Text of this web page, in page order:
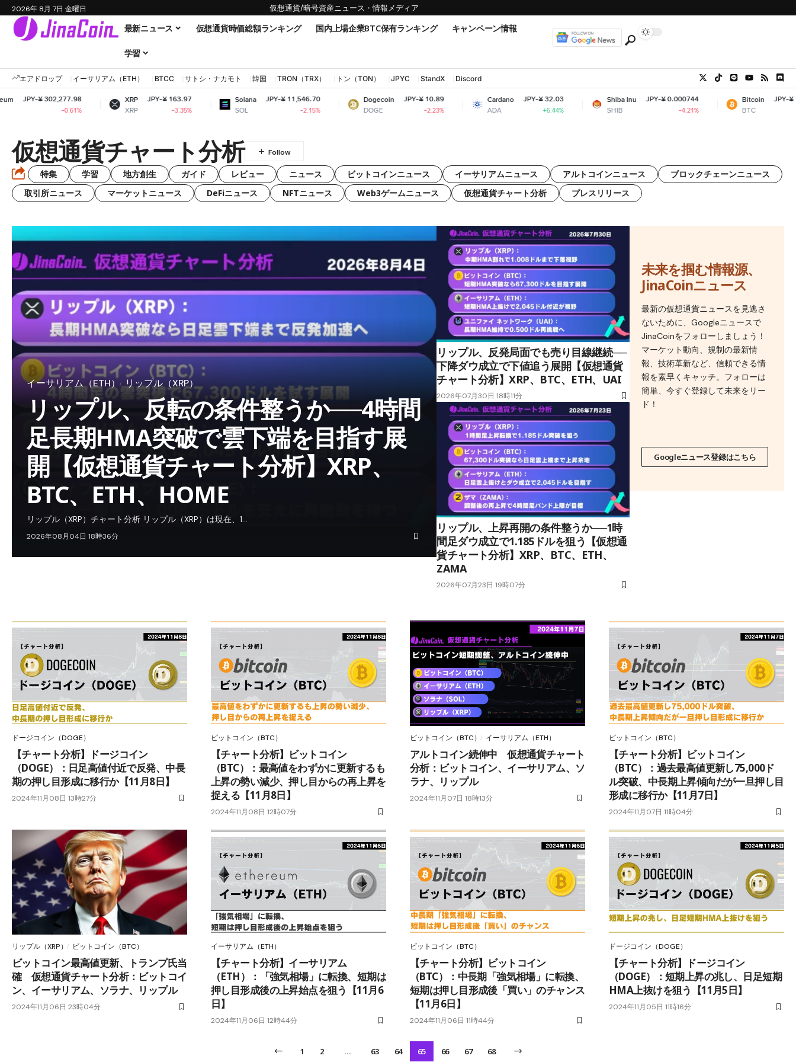
2026年 8月 7日 金曜日 仮想通貨/暗号資産ニュース・情報メディア
最新ニュース 仮想通貨時価総額ランキング 国内上場企業BTC保有ランキング キャンペーン情報
学習
エアドロップ イーサリアム（ETH） BTCC サトシ・ナカモト 韓国 TRON（TRX） トン（TON） JPYC StandX Discord
XRP
XRP
JPY-¥ 163.97
-3.35%
Solana
SOL
JPY-¥ 11,546.70
Dogecoin
DOGE
JPY-¥ 10.89
-2.23%
Cardano
ADA
JPY-¥ 32.03
+6.44%
Shiba Inu
SHIB
JPY-¥ 0.000744
Bitcoin
BTC
JPY-¥ 10,212,408.73
仮想通貨チャート分析
特集 学習 地方創生 ガイド レビュー ニュース ビットコインニュース イーサリアムニュース アルトコインニュース
ブロックチェーンニュース
取引所ニュース
マーケットニュース DeFiニュース NFTニュース Web3ゲームニュース 仮想通貨チャート分析 プレスリリース
イーサリアム（ETH） リップル（XRP）
リップル、反転の条件整うか──4時間
足長期HMA突破で雲下端を目指す展
開【仮想通貨チャート分析】XRP、
BTC、ETH、HOME
リップル（XRP）チャート分析 リップル（XRP）は現在、1…
2026年08月04日 18時36分
リップル、反発局面でも売り目線継続──
下降ダウ成立で下値追う展開【仮想通貨
チャート分析】XRP、BTC、ETH、UAI
2026年07月30日 18時11分
リップル、上昇再開の条件整うか──1時
間足ダウ成立で1.185ドルを狙う【仮想通
貨チャート分析】XRP、BTC、ETH、
ZAMA
2026年07月23日 19時07分
未来を掴む情報源、
JinaCoinニュース
最新の仮想通貨ニュースを見逃さ
ないために、Googleニュースで
JinaCoinをフォローしましょう！
マーケット動向、規制の最新情
報、技術革新など、信頼できる情
報を素早くキャッチ。フォローは
簡単、今すぐ登録して未来をリー
ド！
Googleニュース登録はこちら
ドージコイン（DOGE）
【チャート分析】ドージコイン
（DOGE）：日足高値付近で反発、中長
期の押し目形成に移行か【11月8日】
2024年11月08日 13時27分
ビットコイン（BTC）
【チャート分析】ビットコイン
（BTC）：最高値をわずかに更新するも
上昇の勢い減少、押し目からの再上昇を
捉える【11月8日】
2024年11月08日 12時07分
ビットコイン（BTC） イーサリアム（ETH）
アルトコイン続伸中 仮想通貨チャート
分析：ビットコイン、イーサリアム、ソ
ラナ、リップル
2024年11月07日 18時13分
ビットコイン（BTC）
【チャート分析】ビットコイン
（BTC）：過去最高値更新し75,000ド
ル突破、中長期上昇傾向だが一旦押し目
形成に移行か【11月7日】
2024年11月07日 11時04分
リップル（XRP） ビットコイン（BTC）
ビットコイン最高値更新、トランプ氏当
確 仮想通貨チャート分析：ビットコイ
ン、イーサリアム、ソラナ、リップル
2024年11月06日 23時04分
イーサリアム（ETH）
【チャート分析】イーサリアム
（ETH）：「強気相場」に転換、短期は
押し目形成後の上昇始点を狙う【11月6
日】
2024年11月06日 12時44分
ビットコイン（BTC）
【チャート分析】ビットコイン
（BTC）：中長期「強気相場」に転換、
短期は押し目形成後「買い」のチャンス
【11月6日】
2024年11月06日 11時44分
ドージコイン（DOGE）
【チャート分析】ドージコイン
（DOGE）：短期上昇の兆し、日足短期
HMA上抜けを狙う【11月5日】
2024年11月05日 11時16分
1 2 … 63 64 65 66 67 68